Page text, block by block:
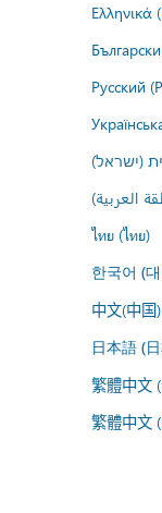
Ελληνικά
Русский
(ישראל)
العربية)
ไทย (ไทย)
한국어 (
中文(中国)
日本語 (
繁體中文
繁體中文